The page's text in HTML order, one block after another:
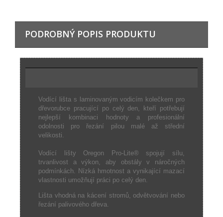
PODROBNÝ POPIS PRODUKTU
Vodící lišta s laminovaným vodicím kolečkem pro
dřevorubce pracující po celý den, kteří potřebují
nejlepší kombinaci hodnoty a profesionální
odolnosti pro řezání pilou malé až střední
velikosti.
Vodící lišty Oregon Pro-Lite® spojují sílu,
trvanlivost a výkon, aby obstály v náročných
podmínkách. Nízká hmotnost a vynikající mazací
vlastnosti umožňují práci po celý den.
Lišta vhodná na kácení stromů, odvětvování nebo
řezání palivového dřeva.